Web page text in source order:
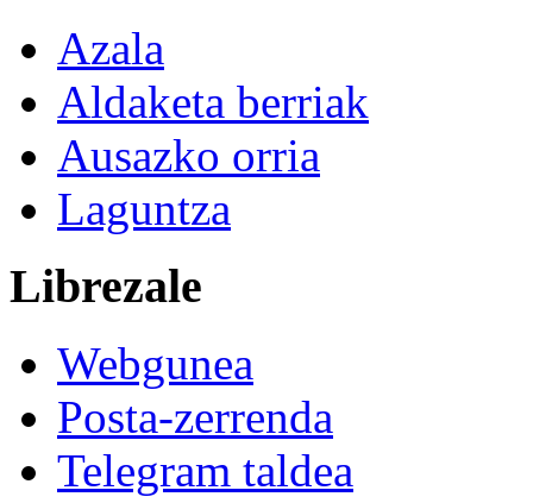
Azala
Aldaketa berriak
Ausazko orria
Laguntza
Librezale
Webgunea
Posta-zerrenda
Telegram taldea